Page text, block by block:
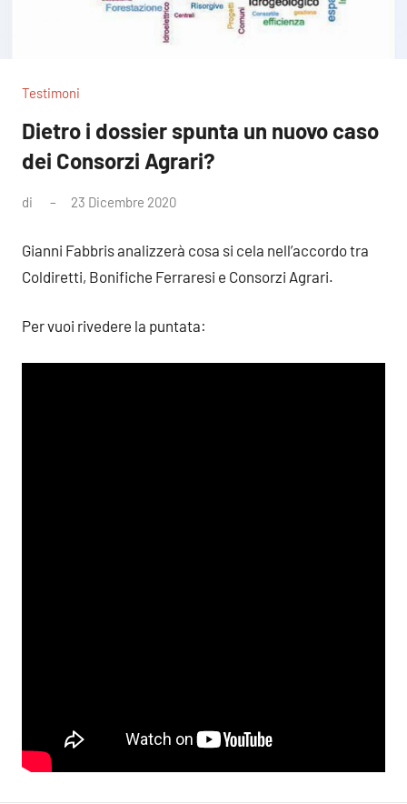
Testimoni
Dietro i dossier spunta un nuovo caso
dei Consorzi Agrari?
di 23 Dicembre 2020
Gianni Fabbris analizzerà cosa si cela nell’accordo tra
Coldiretti, Bonifiche Ferraresi e Consorzi Agrari.
Per vuoi rivedere la puntata: